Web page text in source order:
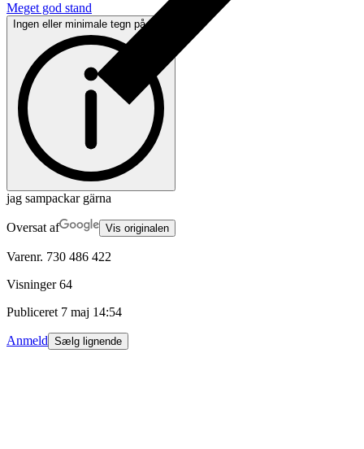
Meget god stand
Ingen eller minimale tegn på brug
jag sampackar gärna
Oversat af Vis originalen
Varenr. 730 486 422
Visninger 64
Publiceret 7 maj 14:54
Anmeld Sælg lignende